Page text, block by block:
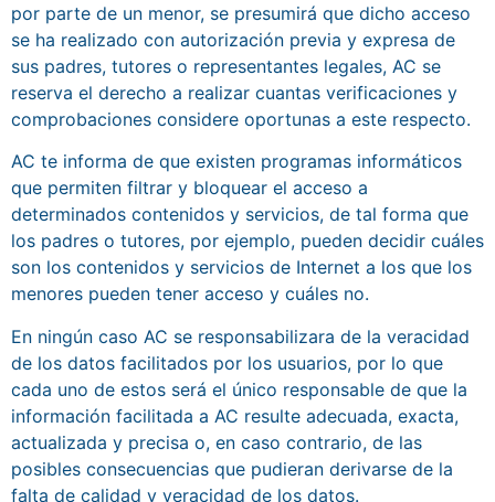
por parte de un menor, se presumirá que dicho acceso
se ha realizado con autorización previa y expresa de
sus padres, tutores o representantes legales, AC se
reserva el derecho a realizar cuantas verificaciones y
comprobaciones considere oportunas a este respecto.
AC te informa de que existen programas informáticos
que permiten filtrar y bloquear el acceso a
determinados contenidos y servicios, de tal forma que
los padres o tutores, por ejemplo, pueden decidir cuáles
son los contenidos y servicios de Internet a los que los
menores pueden tener acceso y cuáles no.
En ningún caso AC se responsabilizara de la veracidad
de los datos facilitados por los usuarios, por lo que
cada uno de estos será el único responsable de que la
información facilitada a AC resulte adecuada, exacta,
actualizada y precisa o, en caso contrario, de las
posibles consecuencias que pudieran derivarse de la
falta de calidad y veracidad de los datos.